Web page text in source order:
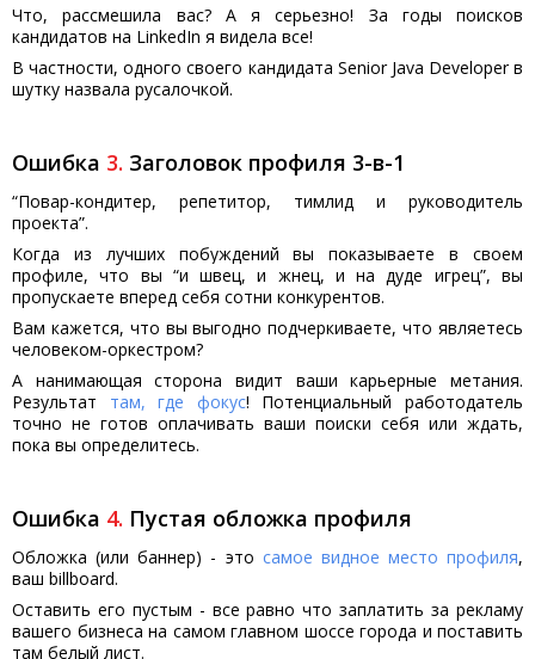
Что, рассмешила вас? А я серьезно! За годы поисков
кандидатов на LinkedIn я видела все!
В частности, одного своего кандидата Senior Java Developer в
шутку назвала русалочкой.
Ошибка 3. Заголовок профиля 3-в-1
“Повар-кондитер, репетитор, тимлид и руководитель
проекта”.
Когда из лучших побуждений вы показываете в своем
профиле, что вы “и швец, и жнец, и на дуде игрец”, вы
пропускаете вперед себя сотни конкурентов.
Вам кажется, что вы выгодно подчеркиваете, что являетесь
человеком-оркестром?
А нанимающая сторона видит ваши карьерные метания.
Результат там, где фокус! Потенциальный работодатель
точно не готов оплачивать ваши поиски себя или ждать,
пока вы определитесь.
Ошибка 4. Пустая обложка профиля
Обложка (или баннер) - это самое видное место профиля,
ваш billboard.
Оставить его пустым - все равно что заплатить за рекламу
вашего бизнеса на самом главном шоссе города и поставить
там белый лист.